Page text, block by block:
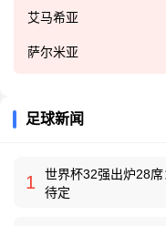
艾马希亚
萨尔米亚
足球新闻
1
世界杯32强出炉28
待定